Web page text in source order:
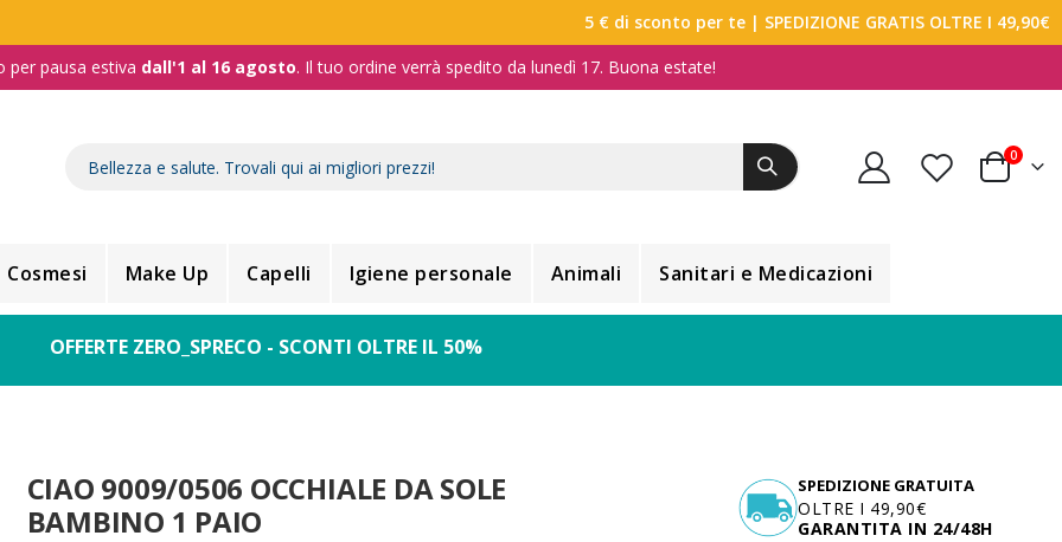
5 € di sconto per te | SPEDIZIONE GRATIS OLTRE I 49,90€
per pausa estiva dall'1 al 16 agosto. Il tuo ordine verrà spedito da lunedì 17. Buona estate!
Carrello
0
Cosmesi Make Up Capelli Igiene personale Animali Sanitari e Medicazioni
OFFERTE ZERO_SPRECO - SCONTI OLTRE IL 50%
CIAO 9009/0506 OCCHIALE DA SOLE
BAMBINO 1 PAIO
SPEDIZIONE GRATUITA
OLTRE I 49,90€
GARANTITA IN 24/48H